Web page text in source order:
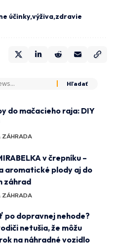
účinky výživa zdravie
do mačacieho raja: DIY
ZÁHRADA
v črepníku –
aromatické plody aj do
záhrad
ZÁHRADA
po dopravnej nehode?
netušia, že môžu
na náhradné vozidlo